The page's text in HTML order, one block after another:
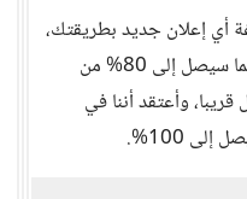
أي إعلان جديد بطريقتك،
بالطبع لن تشبهها تماما، ربما سيصل إلى 80% من
قريبا، وأعتقد أننا في
100%.